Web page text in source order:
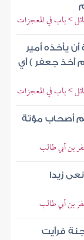
> باب في المعجزات
أن يأخذه أمير
أخذ جعفر ) أي
> باب في المعجزات
أصحاب مؤتة
بن أبي طالب
زيدا
بن أبي طالب
فرأيت